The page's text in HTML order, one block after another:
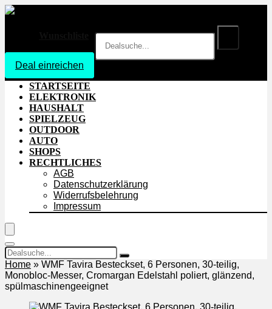
Deal einreichen
STARTSEITE
ELEKTRONIK
HAUSHALT
SPIELZEUG
OUTDOOR
AUTO
SHOPS
RECHTLICHES
AGB
Datenschutzerklärung
Widerrufsbelehrung
Impressum
Home » WMF Tavira Besteckset, 6 Personen, 30-teilig,
Monobloc-Messer, Cromargan Edelstahl poliert, glänzend,
spülmaschinengeeignet